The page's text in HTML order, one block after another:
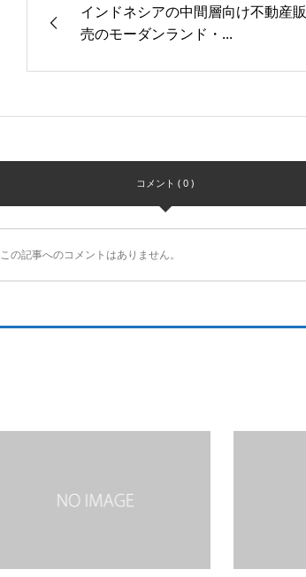
インドネシアの中間層向け不動産販
売のモーダンランド・...
コメント ( 0 )
この記事へのコメントはありません。